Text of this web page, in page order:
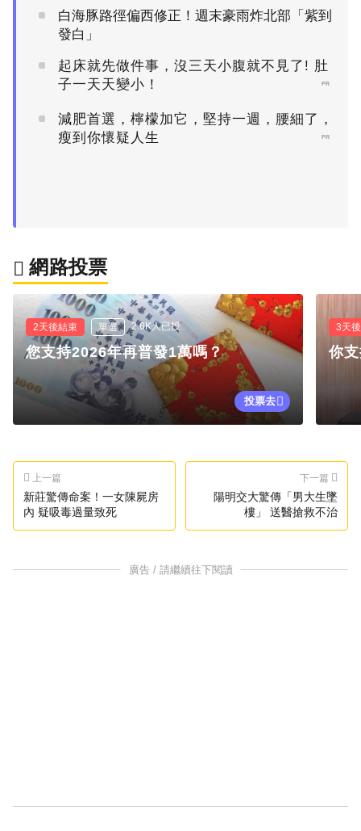
白海豚路徑偏西修正！週末豪雨炸北部「紫到
發白」
起床就先做件事，沒三天小腹就不見了! 肚
子一天天變小！
PR
減肥首選，檸檬加它，堅持一週，腰細了，
瘦到你懷疑人生
PR
網路投票
2天後結束 單選 2.6K人已投
您支持2026年再普發1萬嗎？
投票去
3天
你
上一篇
新莊驚傳命案！一女陳屍房
內 疑吸毒過量致死
下一篇
陽明交大驚傳「男大生墜
樓」 送醫搶救不治
廣告 / 請繼續往下閱讀